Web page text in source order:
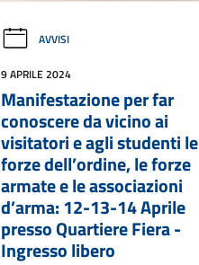
AVVISI
9 APRILE 2024
Manifestazione per far
conoscere da vicino ai
visitatori e agli studenti le
forze dell’ordine, le forze
armate e le associazioni
d’arma: 12-13-14 Aprile
presso Quartiere Fiera -
Ingresso libero